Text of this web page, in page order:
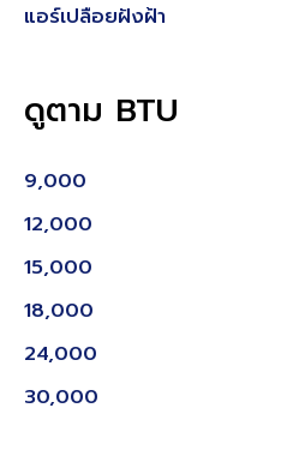
แอร์เปลือยฝังฝ้า
ดูตาม BTU
9,000
12,000
15,000
18,000
24,000
30,000